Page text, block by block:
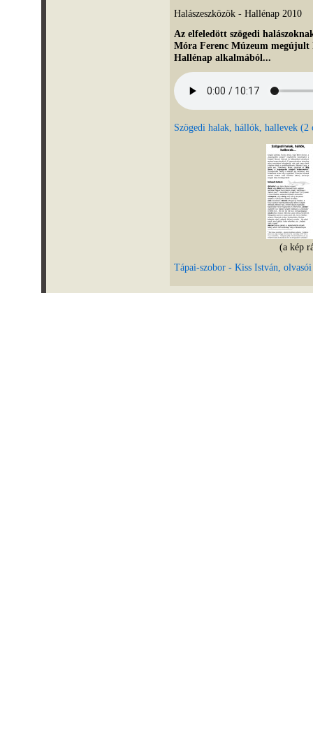
Halászeszközök - Hallénap 2010
Az elfeledött szögedi
Móra Ferenc Múzeum megújult
Hallénap alkalmából...
Szögedi halak, hállók, hallevek
(a kép
Tápai-szobor - Kiss István,